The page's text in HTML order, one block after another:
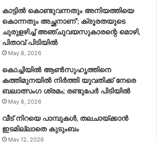
കാട്ടിൽ കൊണ്ടുവന്നതും അനിയത്തിയെ
കൊന്നതും അച്ഛനാണ്’; ക്രൂരതയുടെ
ചുരുളഴിച്ച് അഞ്ചുവയസുകാരന്റെ മൊഴി,
പിതാവ് പിടിയിൽ
May 8, 2026
കൊച്ചിയിൽ ആൺസുഹൃത്തിനെ
കത്തിമുനയിൽ നിർത്തി യുവതിക്ക് നേരെ
ബലാത്സംഗ​ ശ്രമം; രണ്ടുപേർ പിടിയിൽ
May 8, 2026
വീട് നിറയെ പാമ്പുകൾ, തലചായ്ക്കാൻ
ഇടമില്ലാതെ കുടുംബം
May 12, 2026